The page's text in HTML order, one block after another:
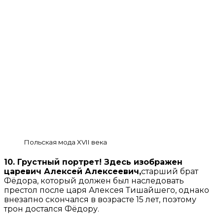
Польская мода XVII века
10. Грустный портрет! Здесь изображен
царевич Алексей Алексеевич,старший брат
Фёдора, который должен был наследовать
престол после царя Алексея Тишайшего, однако
внезапно скончался в возрасте 15 лет, поэтому
трон достался Фёдору.